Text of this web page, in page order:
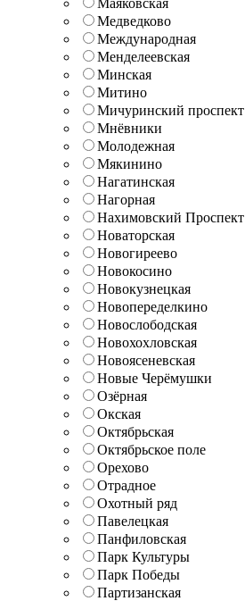
Медведково
Международная
Менделеевская
Минская
Митино
Мичуринский проспект
Мнёвники
Молодежная
Мякинино
Нагатинская
Нагорная
Нахимовский Проспект
Новаторская
Новогиреево
Новокосино
Новокузнецкая
Новопеределкино
Новослободская
Новохохловская
Новоясеневская
Новые Черёмушки
Озёрная
Окская
Октябрьская
Октябрьское поле
Орехово
Отрадное
Охотный ряд
Павелецкая
Панфиловская
Парк Культуры
Парк Победы
Партизанская